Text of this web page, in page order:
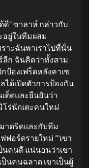
ดี” ซาลาห์ กล่าวกับ
อยู่ในทีมผสม
าะฉันพาเราไปที่นั่น
ลีก ฉันคิดว่าทั้งสาม
ป้องเฟร็ดหลังคาเซ
ได้เปิดตัวการป้องกัน
ต็ดและยืนยันว่า
โร่นักเตะคนใหม่
มาดริดและกับทีม
อร์ดรายใหม่ “’เขา
นคนดี แน่นอนว่าเขา
นคนฉลาด เขาเป็นผู้